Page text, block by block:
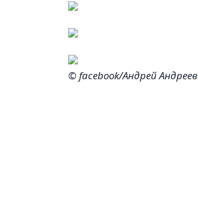
© facebook/Андрей Андреев